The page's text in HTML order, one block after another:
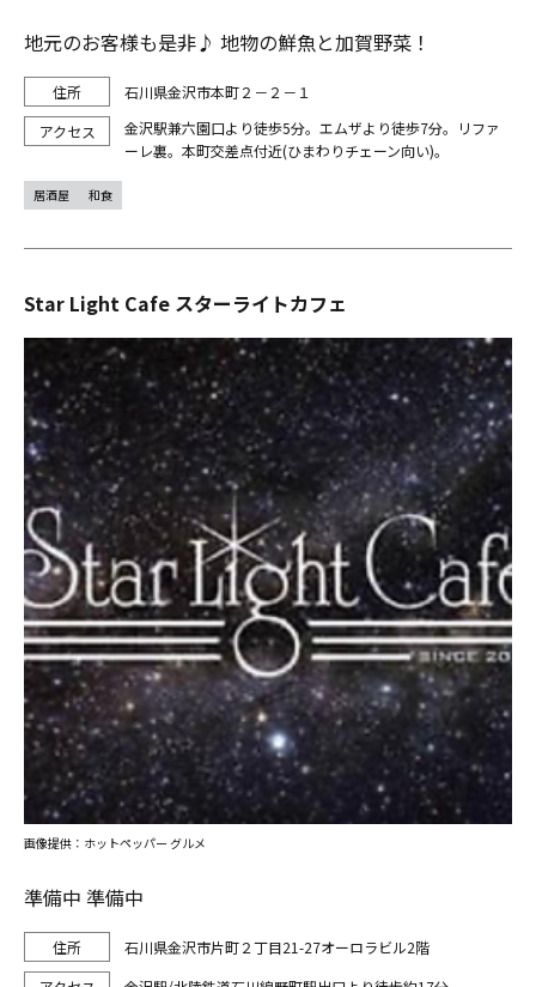
地元のお客様も是非♪ 地物の鮮魚と加賀野菜！
石川県金沢市本町２－２－１
金沢駅兼六園口より徒歩5分。エムザより徒歩7分。リファ
ーレ裏。本町交差点付近(ひまわりチェーン向い)。
居酒屋 和食
Star Light Cafe スターライトカフェ
準備中 準備中
石川県金沢市片町２丁目21-27オーロラビル2階
画像提供：ホットペッパー グルメ